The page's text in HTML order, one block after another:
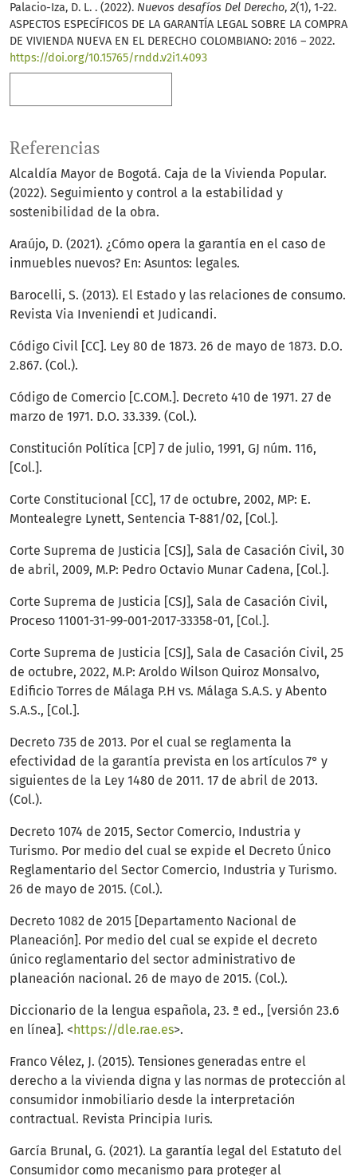
Palacio-Iza, D. L. . (2022). Nuevos desafíos Del Derecho, 2(1), 1-22.
ASPECTOS ESPECÍFICOS DE LA GARANTÍA LEGAL SOBRE LA COMPRA
DE VIVIENDA NUEVA EN EL DERECHO COLOMBIANO: 2016 – 2022.
https://doi.org/10.15765/rndd.v2i1.4093
Referencias
Alcaldía Mayor de Bogotá. Caja de la Vivienda Popular.
(2022). Seguimiento y control a la estabilidad y
sostenibilidad de la obra.
Araújo, D. (2021). ¿Cómo opera la garantía en el caso de
inmuebles nuevos? En: Asuntos: legales.
Barocelli, S. (2013). El Estado y las relaciones de consumo.
Revista Via Inveniendi et Judicandi.
Código Civil [CC]. Ley 80 de 1873. 26 de mayo de 1873. D.O.
2.867. (Col.).
Código de Comercio [C.COM.]. Decreto 410 de 1971. 27 de
marzo de 1971. D.O. 33.339. (Col.).
Constitución Política [CP] 7 de julio, 1991, GJ núm. 116,
[Col.].
Corte Constitucional [CC], 17 de octubre, 2002, MP: E.
Montealegre Lynett, Sentencia T-881/02, [Col.].
Corte Suprema de Justicia [CSJ], Sala de Casación Civil, 30
de abril, 2009, M.P: Pedro Octavio Munar Cadena, [Col.].
Corte Suprema de Justicia [CSJ], Sala de Casación Civil,
Proceso 11001-31-99-001-2017-33358-01, [Col.].
Corte Suprema de Justicia [CSJ], Sala de Casación Civil, 25
de octubre, 2022, M.P: Aroldo Wilson Quiroz Monsalvo,
Edificio Torres de Málaga P.H vs. Málaga S.A.S. y Abento
S.A.S., [Col.].
Decreto 735 de 2013. Por el cual se reglamenta la
efectividad de la garantía prevista en los artículos 7° y
siguientes de la Ley 1480 de 2011. 17 de abril de 2013.
(Col.).
Decreto 1074 de 2015, Sector Comercio, Industria y
Turismo. Por medio del cual se expide el Decreto Único
Reglamentario del Sector Comercio, Industria y Turismo.
26 de mayo de 2015. (Col.).
Decreto 1082 de 2015 [Departamento Nacional de
Planeación]. Por medio del cual se expide el decreto
único reglamentario del sector administrativo de
planeación nacional. 26 de mayo de 2015. (Col.).
Diccionario de la lengua española, 23. ª ed., [versión 23.6
en línea]. < https://dle.rae.es>.
Franco Vélez, J. (2015). Tensiones generadas entre el
derecho a la vivienda digna y las normas de protección al
consumidor inmobiliario desde la interpretación
contractual. Revista Principia Iuris.
García Brunal, G. (2021). La garantía legal del Estatuto del
Consumidor como mecanismo para proteger al